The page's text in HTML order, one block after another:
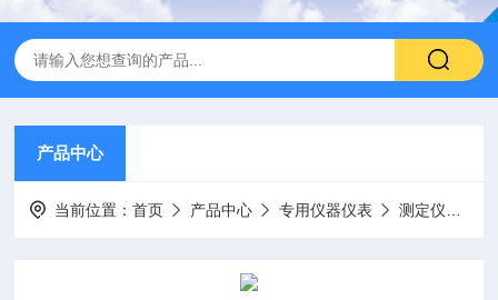
产品中心
当前位置：首页 产品中心 专用仪器仪表 测定仪